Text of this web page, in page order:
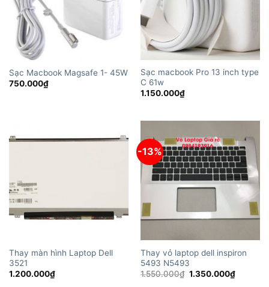
Sạc Macbook Magsafe 1- 45W
750.000₫
Sạc macbook Pro 13 inch type
C 61w
1.150.000₫
Thay màn hình Laptop Dell
3521
1.200.000₫
-13%
Thay vỏ laptop dell inspiron
5493 N5493
1.550.000₫ Giá
1.350.000₫Giá
hiện